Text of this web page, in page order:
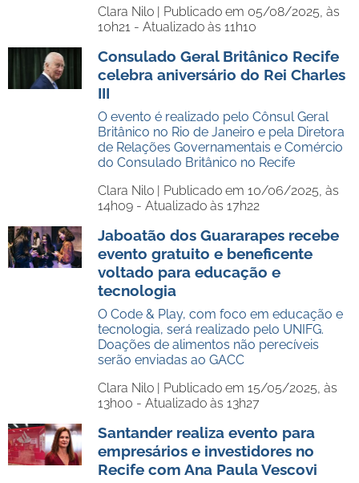
Clara Nilo | Publicado em 05/08/2025, às
10h21 - Atualizado às 11h10
Consulado Geral Britânico Recife
celebra aniversário do Rei Charles
III
O evento é realizado pelo Cônsul Geral
Britânico no Rio de Janeiro e pela Diretora
de Relações Governamentais e Comércio
do Consulado Britânico no Recife
Clara Nilo | Publicado em 10/06/2025, às
14h09 - Atualizado às 17h22
Jaboatão dos Guararapes recebe
evento gratuito e beneficente
voltado para educação e
tecnologia
O Code & Play, com foco em educação e
tecnologia, será realizado pelo UNIFG.
Doações de alimentos não perecíveis
serão enviadas ao GACC
Clara Nilo | Publicado em 15/05/2025, às
13h00 - Atualizado às 13h27
Santander realiza evento para
empresários e investidores no
Recife com Ana Paula Vescovi